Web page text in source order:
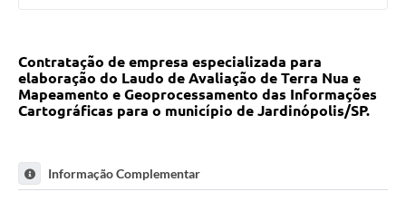
Contratação de empresa especializada para
elaboração do Laudo de Avaliação de Terra Nua e
Mapeamento e Geoprocessamento das Informações
Cartográficas para o município de Jardinópolis/SP.
Informação Complementar